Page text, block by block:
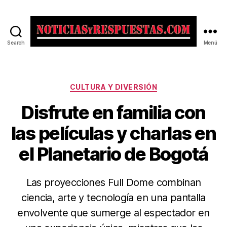
Search Menú
Categorías
CULTURA Y DIVERSIÓN
Disfrute en familia con
las películas y charlas en
el Planetario de Bogotá
Las proyecciones Full Dome combinan
ciencia, arte y tecnología en una pantalla
envolvente que sumerge al espectador en